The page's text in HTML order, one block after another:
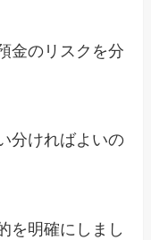
金のリスクを分
分ければよいの
を明確にしまし